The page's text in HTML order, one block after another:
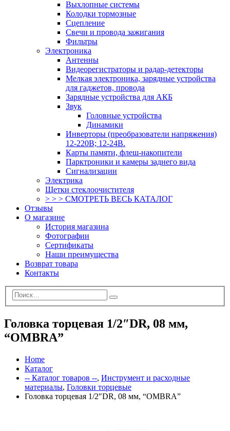
Выхлопные системы
Колодки тормозные
Сцепление
Свечи и провода зажигания
Фильтры
Электроника
Антенны
Видеорегистраторы и радар-детекторы
Мелкая электроника, зарядные устройства
для гаджетов, провода
Зарядные устройства для АКБ
Звук
Головные устройства
Динамики
Инверторы (преобразователи напряжения)
12-220В; 12-24В.
Карты памяти, флеш-накопители
Парктроники и камеры заднего вида
Сигнализации
Электрика
Щетки стеклоочистителя
> > > СМОТРЕТЬ ВЕСЬ КАТАЛОГ
Отзывы
О магазине
История магазина
Фотографии
Сертификаты
Наши преимущества
Возврат товара
Контакты
Головка торцевая 1/2″DR, 08 мм,
“OMBRA”
Home
Каталог
-- Каталог товаров --, Инструмент и расходные
материалы, Головки торцевые
Головка торцевая 1/2″DR, 08 мм, “OMBRA”